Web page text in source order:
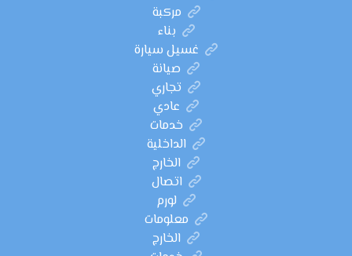
مركبة
بناء
غسيل سيارة
صيانة
تجاري
عادي
خدمات
الداخلية
الخارج
اتصال
لورم
معلومات
الخارج